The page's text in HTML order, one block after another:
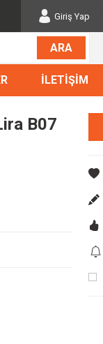
Giriş Yap
ARA
İLETİŞİM
B07